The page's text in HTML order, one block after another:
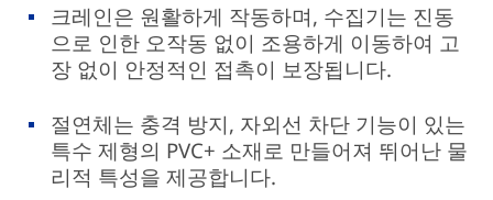
크레인은 원활하게 작동하며, 수집기는 진동
으로 인한 오작동 없이 조용하게 이동하여 고
장 없이 안정적인 접촉이 보장됩니다.
절연체는 충격 방지, 자외선 차단 기능이 있는
특수 제형의 PVC+ 소재로 만들어져 뛰어난 물
리적 특성을 제공합니다.